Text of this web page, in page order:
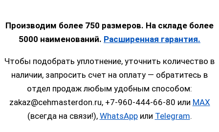
Производим более 750 размеров. На складе более
5000 наименований. Расширенная гарантия.
Чтобы подобрать уплотнение, уточнить количество в
наличии, запросить счет на оплату — обратитесь в
отдел продаж любым удобным способом:
zakaz@cehmasterdon.ru, +7-960-444-66-80 или MAX
(всегда на связи!), WhatsAppили Telegram.